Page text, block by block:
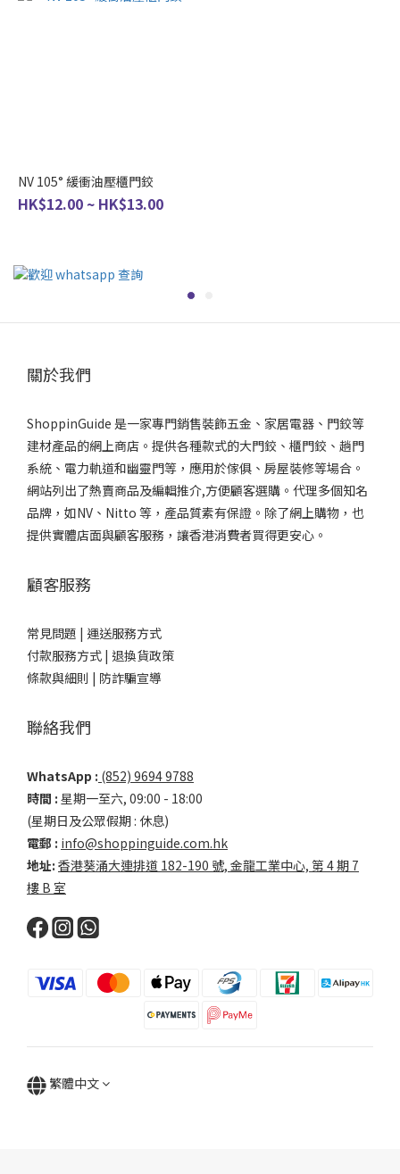
NV 105° 緩衝油壓櫃門鉸
HK$12.00 ~ HK$13.00
關於我們
ShoppinGuide 是一家專門銷售裝飾五金、家居電器、門鉸等
建材產品的網上商店。提供各種款式的大門鉸、櫃門鉸、趟門
系統、電力軌道和幽靈門等，應用於傢俱、房屋裝修等場合。
網站列出了熱賣商品及編輯推介,方便顧客選購。代理多個知名
品牌，如NV、Nitto 等，產品質素有保證。除了網上購物，也
提供實體店面與顧客服務，讓香港消費者買得更安心。
顧客服務
常見問題 | 運送服務方式
付款服務方式 | 退換貨政策
條款與細則 | 防詐騙宣導
聯絡我們
WhatsApp : (852) 9694 9788
時間 : 星期一至六, 09:00 - 18:00
(星期日及公眾假期 : 休息)
電郵 : info@shoppinguide.com.hk
地址: 香港葵涌大連排道 182-190 號, 金龍工業中心, 第 4 期 7
樓 B 室
繁體中文